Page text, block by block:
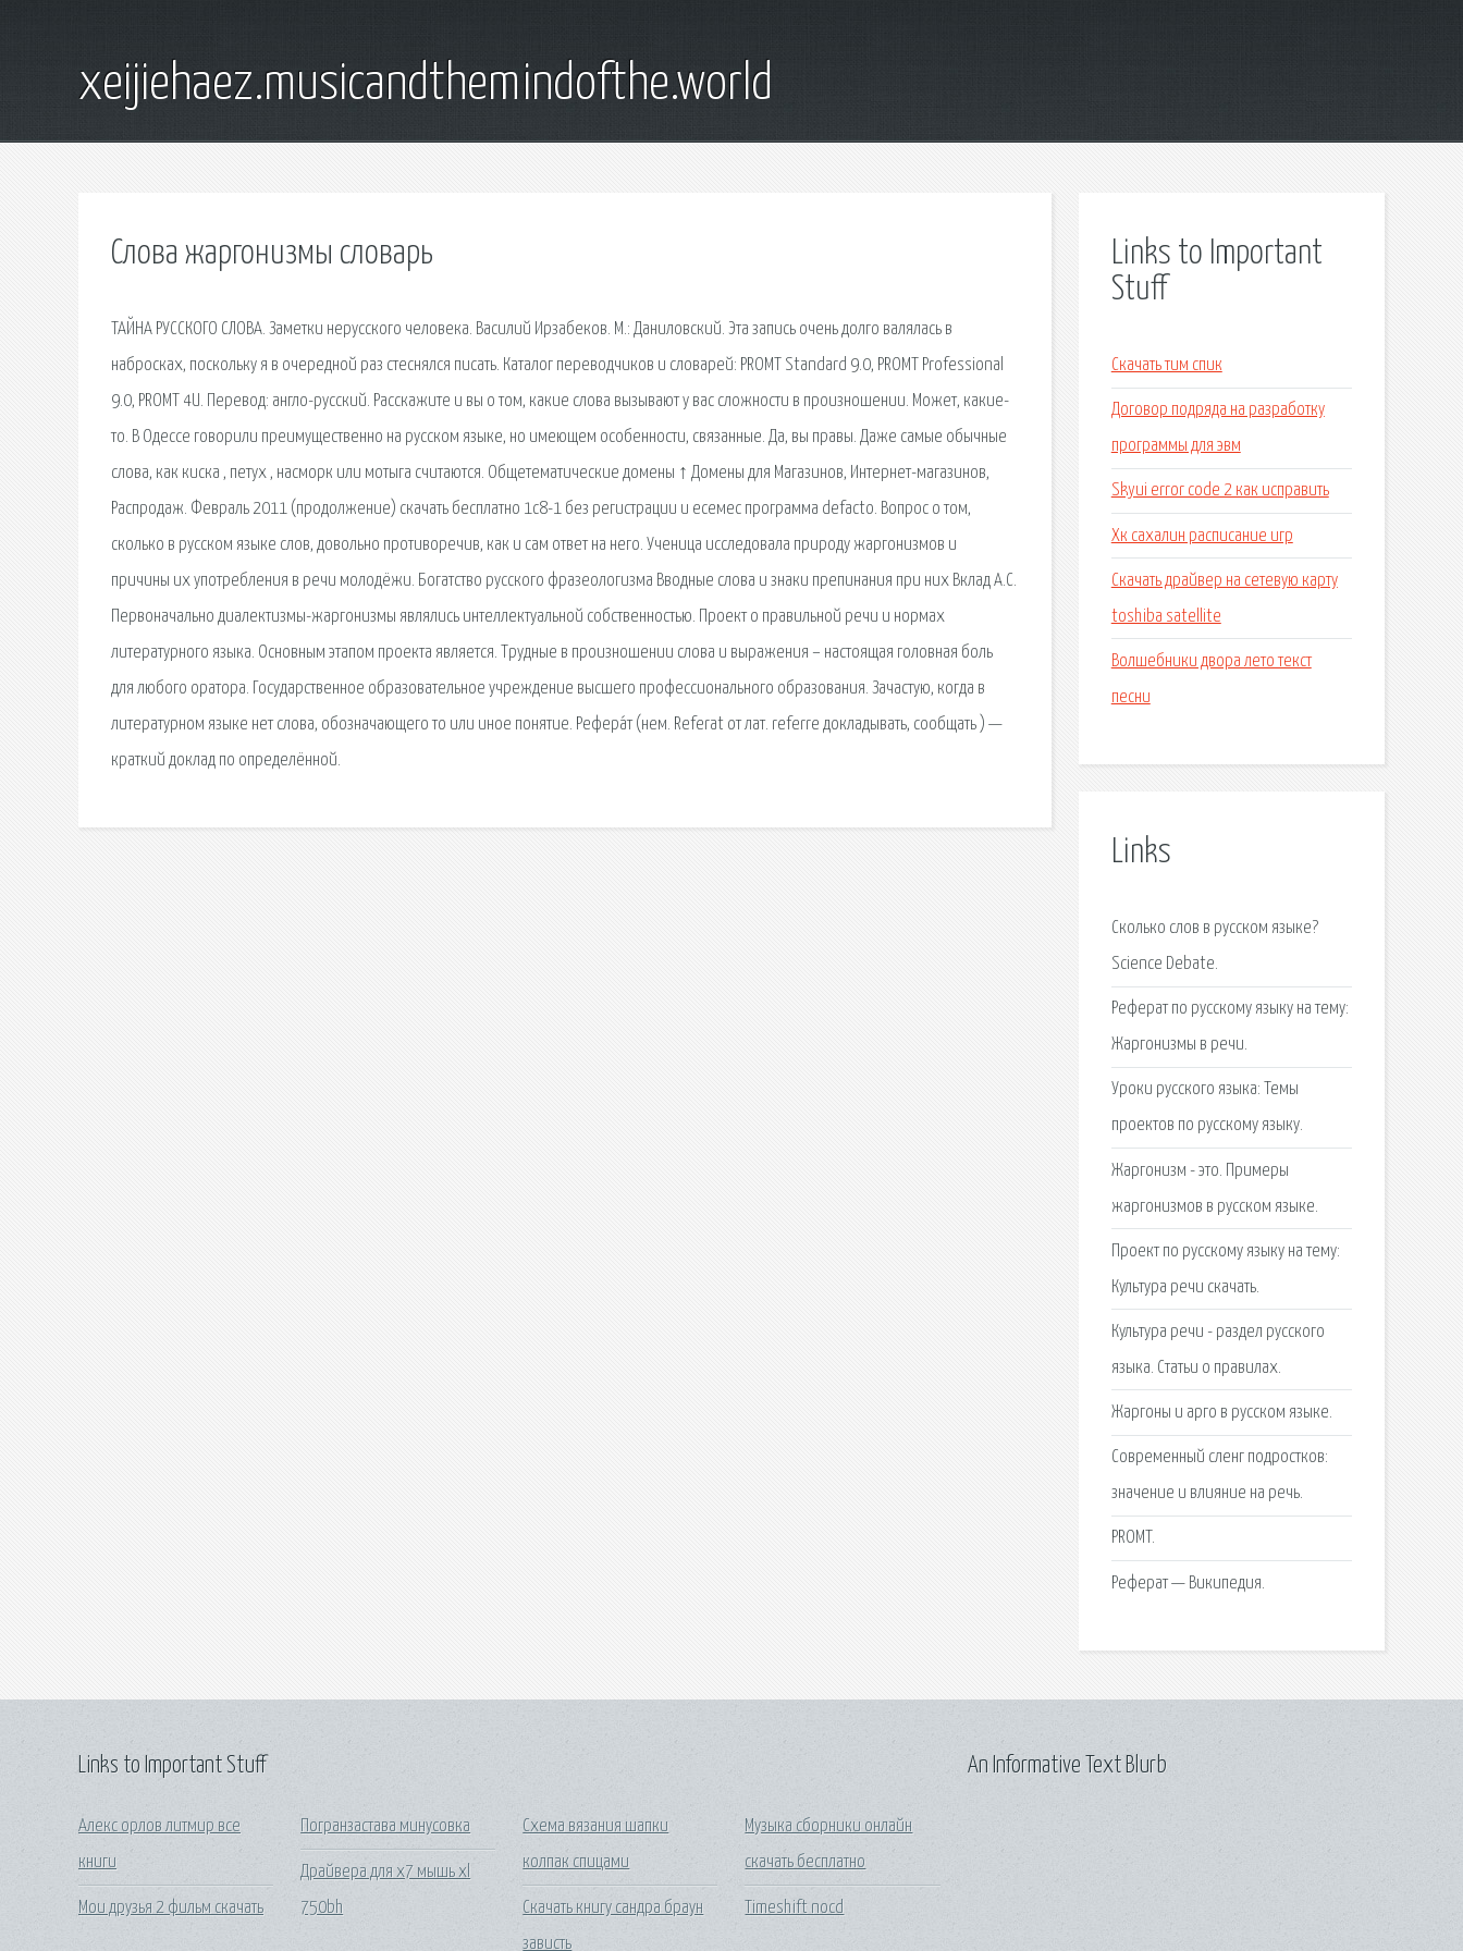
xeijiehaez.musicandthemindofthe.world
Слова жаргонизмы словарь
ТАЙНА РУССКОГО СЛОВА. Заметки нерусского человека. Василий Ирзабеков. М.: Даниловский. Эта запись очень долго валялась в
набросках, поскольку я в очередной раз стеснялся писать. Каталог переводчиков и словарей: PROMT Standard 9.0, PROMT Professional
9.0, PROMT 4U. Перевод: англо-русский. Расскажите и вы о том, какие слова вызывают у вас сложности в произношении. Может, какие-
то. В Одессе говорили преимущественно на русском языке, но имеющем особенности, связанные. Да, вы правы. Даже самые обычные
слова, как киска , петух , насморк или мотыга считаются. Общетематические домены ↑ Домены для Магазинов, Интернет-магазинов,
Распродаж. Февраль 2011 (продолжение) скачать бесплатно 1с8-1 без регистрации и есемес программа defacto. Вопрос о том,
сколько в русском языке слов, довольно противоречив, как и сам ответ на него. Ученица исследовала природу жаргонизмов и
причины их употребления в речи молодёжи. Богатство русского фразеологизма Вводные слова и знаки препинания при них Вклад А.С.
Первоначально диалектизмы-жаргонизмы являлись интеллектуальной собственностью. Проект о правильной речи и нормах
литературного языка. Основным этапом проекта является. Трудные в произношении слова и выражения – настоящая головная боль
для любого оратора. Государственное образовательное учреждение высшего профессионального образования. Зачастую, когда в
литературном языке нет слова, обозначающего то или иное понятие. Рефера́т (нем. Referat от лат. referre докладывать, сообщать ) —
краткий доклад по определённой.
Links to Important
Stuff
Скачать тим спик
Договор подряда на разработку
программы для эвм
Skyui error code 2 как исправить
Хк сахалин расписание игр
Скачать драйвер на сетевую карту
toshiba satellite
Волшебники двора лето текст
песни
Links
Сколько слов в русском языке?
Science Debate.
Реферат по русскому языку на тему:
Жаргонизмы в речи.
Уроки русского языка: Темы
проектов по русскому языку.
Жаргонизм - это. Примеры
жаргонизмов в русском языке.
Проект по русскому языку на тему:
Культура речи скачать.
Культура речи - раздел русского
языка. Статьи о правилах.
Жаргоны и арго в русском языке.
Современный сленг подростков:
значение и влияние на речь.
PROMT.
Реферат — Википедия.
Links to Important Stuff
Алекс орлов литмир все
книги
Мои друзья 2 фильм скачать
Погранзастава минусовка
Драйвера для x7 мышь xl
750bh
Схема вязания шапки
колпак спицами
Скачать книгу сандра браун
зависть
Музыка сборники онлайн
скачать бесплатно
Timeshift nocd
An Informative Text Blurb